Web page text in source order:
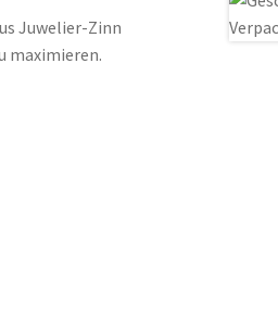
Juwelier-Zinn
maximieren.